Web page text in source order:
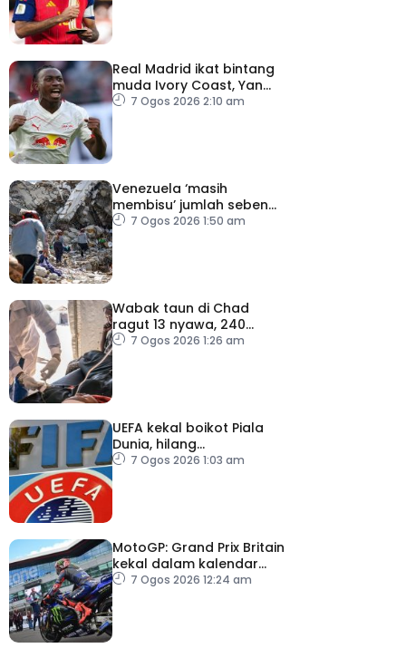
Real Madrid ikat bintang
muda Ivory Coast, Yan
Diomande
7 Ogos 2026 2:10 am
Venezuela ‘masih
membisu’ jumlah sebenar
mangsa hilang dalam
7 Ogos 2026 1:50 am
Wabak taun di Chad
ragut 13 nyawa, 240
dijangkiti
7 Ogos 2026 1:26 am
UEFA kekal boikot Piala
Dunia, hilang
kepercayaan kepada
7 Ogos 2026 1:03 am
MotoGP: Grand Prix Britain
kekal dalam kalendar
hingga 2028
7 Ogos 2026 12:24 am